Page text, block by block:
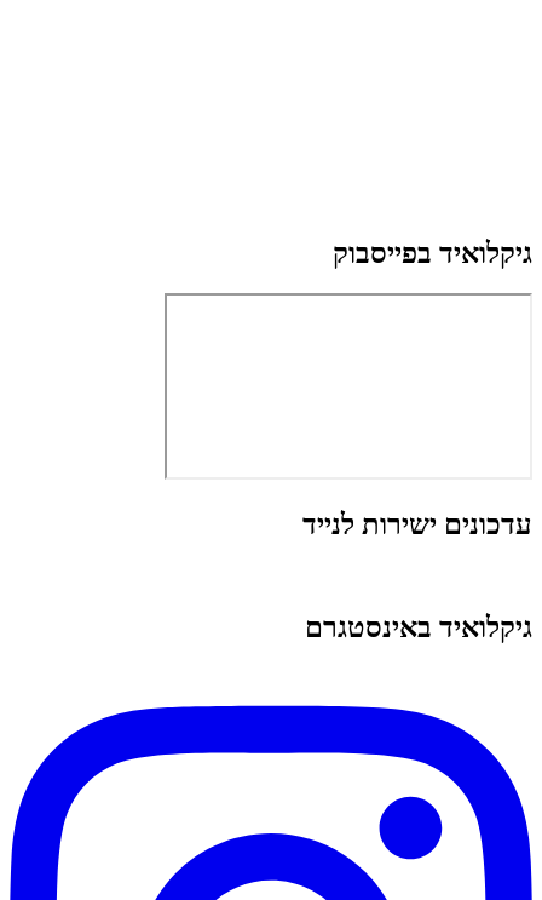
גיקלואיד בפייסבוק
עדכונים ישירות לנייד
גיקלואיד באינסטגרם